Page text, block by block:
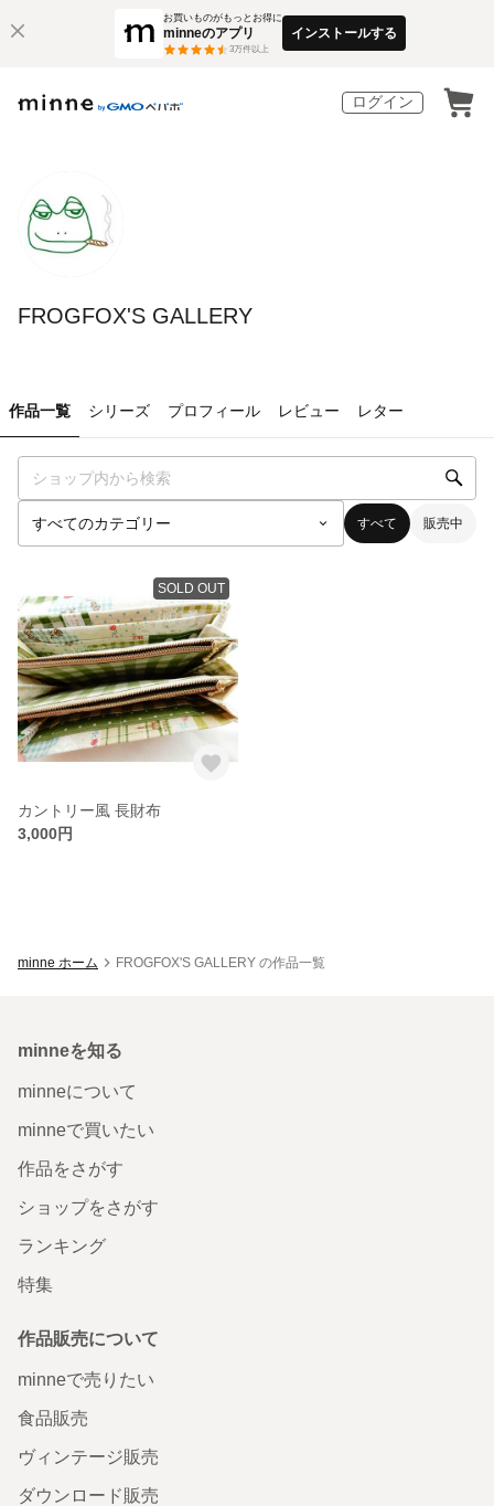
お買いものがもっとお得に
minneのアプリ
3万件以上
インストールする
ログイン
FROGFOX'S GALLERY
作品一覧 シリーズ プロフィール レビュー レター
すべて 販売中
SOLD OUT
カントリー風 長財布
3,000円
minne ホーム FROGFOX'S GALLERY の作品一覧
minneを知る
minneについて
minneで買いたい
作品をさがす
ショップをさがす
ランキング
特集
作品販売について
minneで売りたい
食品販売
ヴィンテージ販売
ダウンロード販売